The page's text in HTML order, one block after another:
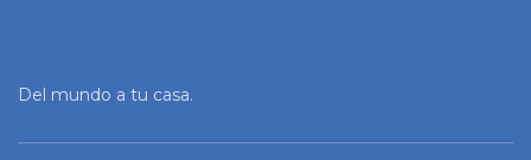
Del mundo a tu casa.